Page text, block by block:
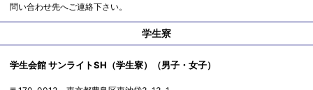
問い合わせ先へご連絡下さい。
学生寮
学生会館 サンライトSH（学生寮）（男子・女子）